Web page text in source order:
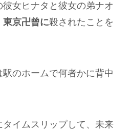
女ヒナタと彼女の弟ナオ
東京卍曾に殺されたことを
のホームで何者かに背中
イムスリップして、未来